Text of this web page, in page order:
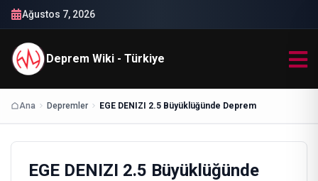
Ağustos 7, 2026
Deprem Wiki - Türkiye
Ana Depremler EGE DENIZI 2.5 Büyüklüğünde Deprem
EGE DENIZI 2.5 Büyüklüğünde